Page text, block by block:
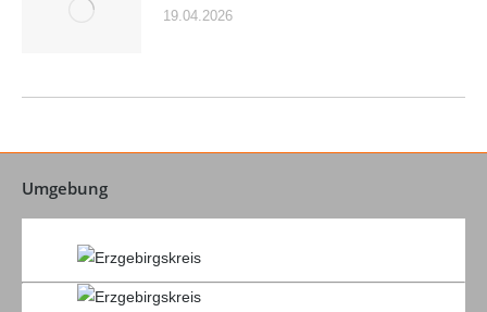
19.04.2026
Umgebung